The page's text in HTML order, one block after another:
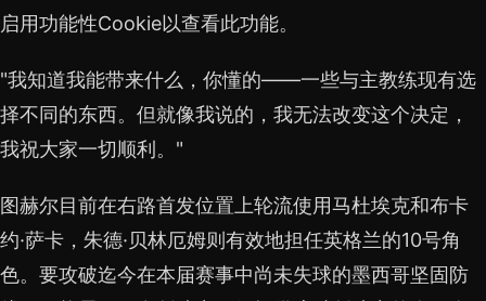
启用功能性Cookie以查看此功能。
"我知道我能带来什么，你懂的——一些与主教练现有选
择不同的东西。但就像我说的，我无法改变这个决定，
我祝大家一切顺利。"
图赫尔目前在右路首发位置上轮流使用马杜埃克和布卡
约·萨卡，朱德·贝林厄姆则有效地担任英格兰的10号角
色。要攻破迄今在本届赛事中尚未失球的墨西哥坚固防